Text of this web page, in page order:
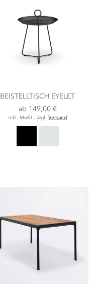
BEISTELLTISCH EYELET
ab 149,00 €
inkl. MwSt., zzgl.Versand